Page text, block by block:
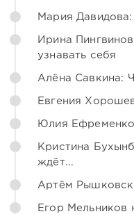
Мария
Ирина
узнавать себя
Алёна Савкина:
Евгения
Юлия
Кристина
ждёт...
Артём
Егор Мельников